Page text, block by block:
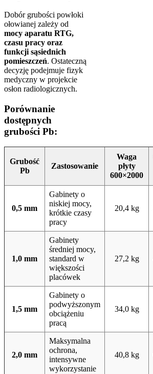
Dobór grubości powłoki
ołowianej zależy od
mocy aparatu RTG,
czasu pracy oraz
funkcji sąsiednich
pomieszczeń. Ostateczną
decyzję podejmuje fizyk
medyczny w projekcie
osłon radiologicznych.
Porównanie
dostępnych
grubości Pb:
Grubość
Pb
Zastosowanie
Waga
płyty
600×2000
0,5 mm
Gabinety o
niskiej mocy,
krótkie czasy
pracy
20,4 kg
1,0 mm
Gabinety
średniej mocy,
standard w
większości
placówek
27,2 kg
1,5 mm
Gabinety o
podwyższonym
obciążeniu
pracą
34,0 kg
2,0 mm
Maksymalna
ochrona,
intensywne
wykorzystanie
40,8 kg